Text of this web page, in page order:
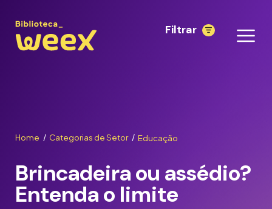
Filtrar
Home / Categorias de Setor / Educação
Brincadeira ou assédio?
Entenda o limite